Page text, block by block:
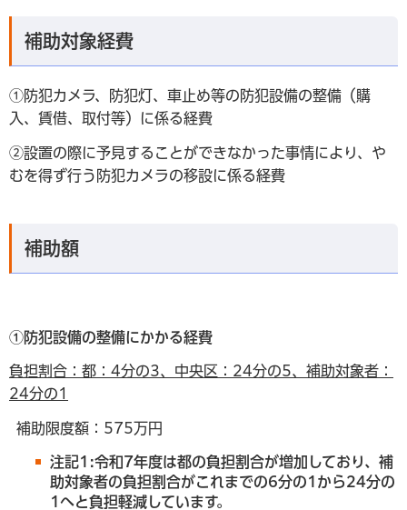
補助対象経費
①防犯カメラ、防犯灯、車止め等の防犯設備の整備（購
入、賃借、取付等）に係る経費
②設置の際に予見することができなかった事情により、や
むを得ず行う防犯カメラの移設に係る経費
補助額
①防犯設備の整備にかかる経費
負担割合：都：4分の3、中央区：24分の5、補助対象者：
24分の1
補助限度額：575万円
注記1:令和7年度は都の負担割合が増加しており、補
助対象者の負担割合がこれまでの6分の1から24分の
1へと負担軽減しています。